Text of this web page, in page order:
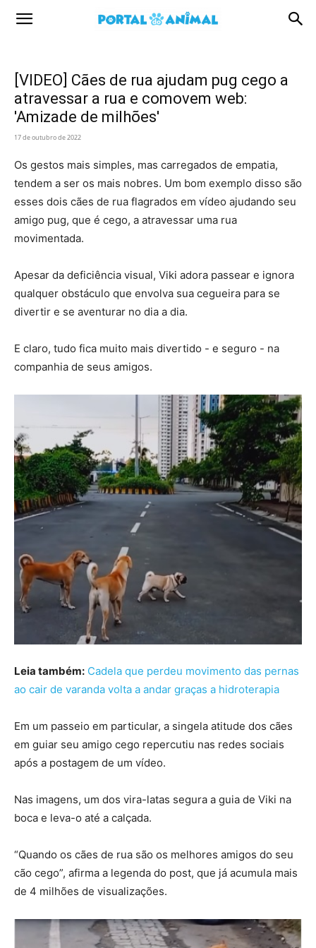
Portal
[VIDEO] Cães de rua ajudam pug cego a
atravessar a rua e comovem web:
'Amizade de milhões'
17 de outubro de 2022
Os gestos mais simples, mas carregados de empatia,
tendem a ser os mais nobres. Um bom exemplo disso são
esses dois cães de rua flagrados em vídeo ajudando seu
amigo pug, que é cego, a atravessar uma rua
movimentada.
Apesar da deficiência visual, Viki adora passear e ignora
qualquer obstáculo que envolva sua cegueira para se
divertir e se aventurar no dia a dia.
E claro, tudo fica muito mais divertido - e seguro - na
companhia de seus amigos.
Leia também: Cadela que perdeu movimento das pernas
ao cair de varanda volta a andar graças a hidroterapia
Em um passeio em particular, a singela atitude dos cães
em guiar seu amigo cego repercutiu nas redes sociais
após a postagem de um vídeo.
Nas imagens, um dos vira-latas segura a guia de Viki na
boca e leva-o até a calçada.
“Quando os cães de rua são os melhores amigos do seu
cão cego”, afirma a legenda do post, que já acumula mais
de 4 milhões de visualizações.